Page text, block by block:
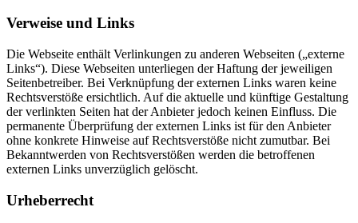
Verweise und Links
Die Webseite enthält Verlinkungen zu anderen Webseiten („externe
Links“). Diese Webseiten unterliegen der Haftung der jeweiligen
Seitenbetreiber. Bei Verknüpfung der externen Links waren keine
Rechtsverstöße ersichtlich. Auf die aktuelle und künftige Gestaltung
der verlinkten Seiten hat der Anbieter jedoch keinen Einfluss. Die
permanente Überprüfung der externen Links ist für den Anbieter
ohne konkrete Hinweise auf Rechtsverstöße nicht zumutbar. Bei
Bekanntwerden von Rechtsverstößen werden die betroffenen
externen Links unverzüglich gelöscht.
Urheberrecht